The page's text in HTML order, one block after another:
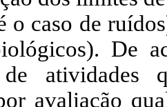
o caso de
De
de atividades
avaliação